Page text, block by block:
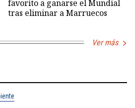
favorito a ganarse el Mundial
tras eliminar a Marruecos
Ver más